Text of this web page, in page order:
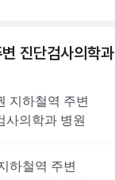
진단검사의학과
지하철역 주변
사의학과 병원
하철역 주변